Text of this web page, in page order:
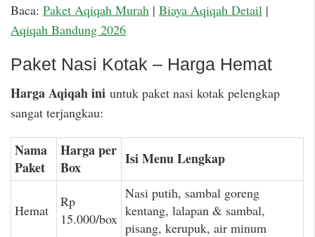
Baca: Paket Aqiqah Murah | Biaya Aqiqah Detail |
Aqiqah Bandung 2026
Paket Nasi Kotak – Harga Hemat
Harga Aqiqah ini untuk paket nasi kotak pelengkap
sangat terjangkau:
Nama
Paket
Harga per
Box
Isi Menu Lengkap
Hemat
Rp
15.000/box
Nasi putih, sambal goreng
kentang, lalapan & sambal,
pisang, kerupuk, air minum